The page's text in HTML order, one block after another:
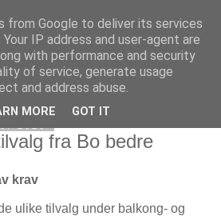
fra Bo bedre
krav
ulike tilvalg under balkong- og
from Google to deliver its services
IP address and user-agent are
with performance and security
of service, generate usage
and address abuse.
MORE GOT IT